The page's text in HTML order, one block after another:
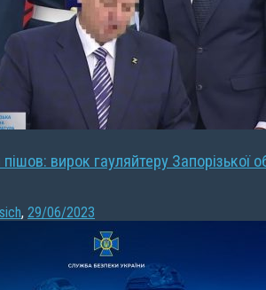
вирок гауляйтеру Запорізької
, 29/06/2023